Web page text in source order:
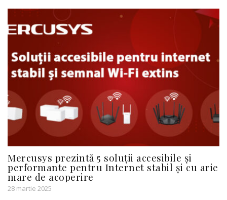
Mercusys prezintă 5 soluții accesibile și
performante pentru Internet stabil și cu arie
mare de acoperire
28 martie 2025